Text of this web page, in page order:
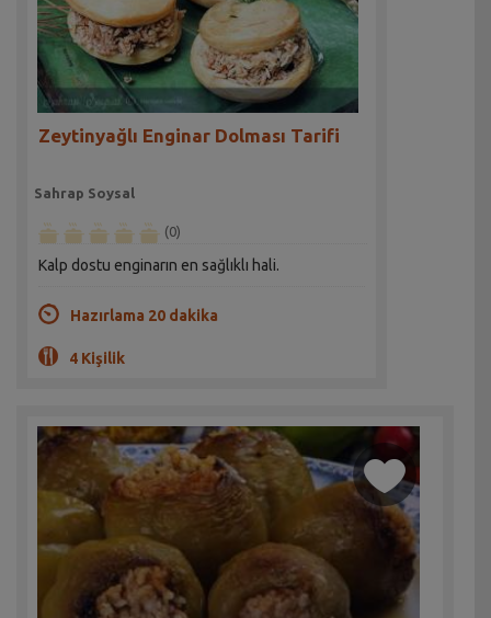
Zeytinyağlı Enginar Dolması Tarifi
Sahrap Soysal
(0)
Kalp dostu enginarın en sağlıklı hali.
Hazırlama 20 dakika
4 Kişilik